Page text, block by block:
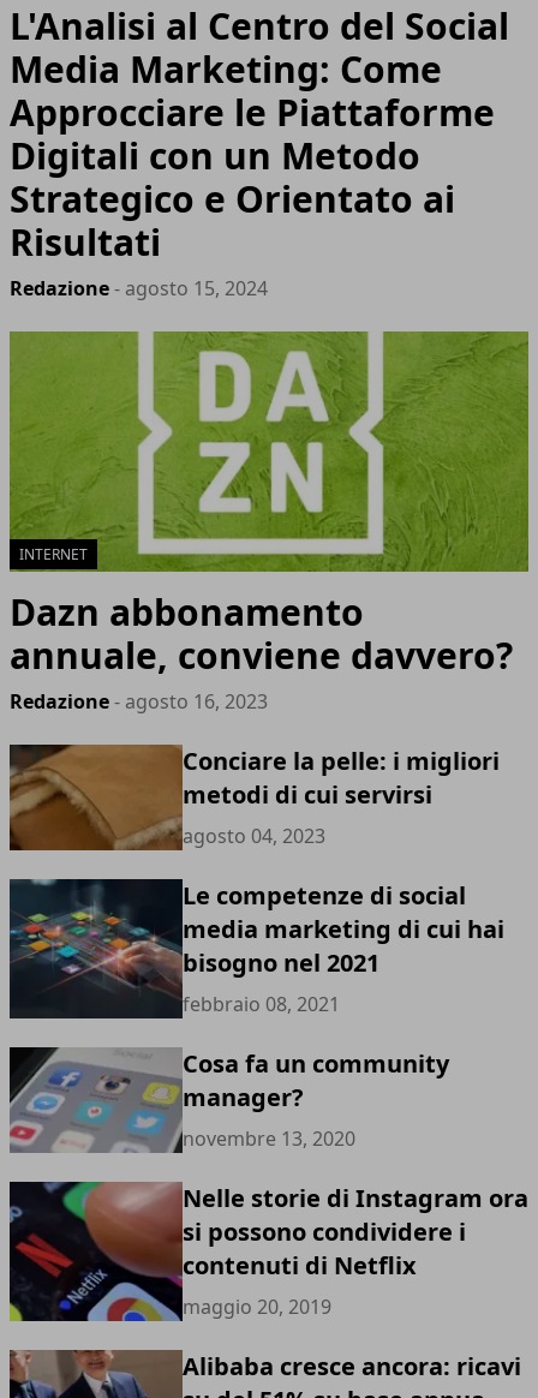
L'Analisi al Centro del Social
Media Marketing: Come
Approcciare le Piattaforme
Digitali con un Metodo
Strategico e Orientato ai
Risultati
Redazione- agosto 15, 2024
INTERNET
Dazn abbonamento
annuale, conviene davvero?
Redazione- agosto 16, 2023
Conciare la pelle: i migliori
metodi di cui servirsi
agosto 04, 2023
Le competenze di social
media marketing di cui hai
bisogno nel 2021
febbraio 08, 2021
Cosa fa un community
manager?
novembre 13, 2020
Nelle storie di Instagram ora
si possono condividere i
contenuti di Netflix
maggio 20, 2019
Alibaba cresce ancora: ricavi